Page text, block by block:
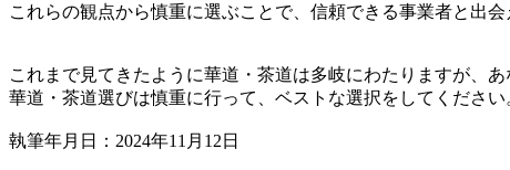
これらの観点から慎重に選ぶことで、信頼できる事業者と出会
これまで見てきたように華道・茶道は多岐にわたりますが、
華道・茶道選びは慎重に行って、ベストな選択をしてください
執筆年月日：2024年11月12日